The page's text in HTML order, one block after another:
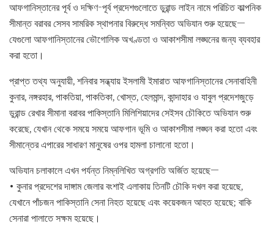
আফগানিস্তানের পূর্ব ও দক্ষিণ-পূর্ব প্রদেশগুলোতে ডুরান্ড লাইন নামে পরিচিত কাল্পনিক
সীমান্ত বরাবর সেসব সামরিক স্থাপনার বিরুদ্ধে সমন্বিত অভিযান শুরু হয়েছে—
যেগুলো আফগানিস্তানের ভৌগোলিক অখণ্ডতা ও আকাশসীমা লঙ্ঘনের জন্য ব্যবহার
করা হতো।
প্রাপ্ত তথ্য অনুযায়ী, শনিবার সন্ধ্যায় ইসলামী ইমারাত আফগানিস্তানের সেনাবাহিনী
কুনার, নঙ্গরহার, পাকতিয়া, পাকতিকা, খোস্ত, হেলমান্দ, কান্দাহার ও যাবুল প্রদেশজুড়ে
ডুরান্ড রেখার সীমানা বরাবর পাকিস্তানি মিলিশিয়াদের সেইসব চৌকিতে অভিযান শুরু
করেছে, যেখান থেকে সময়ে সময়ে আফগান ভূমি ও আকাশসীমা লঙ্ঘন করা হতো এবং
সীমান্তের এপারের সাধারণ মানুষের ওপর হামলা চালানো হতো।
অভিযান চলাকালে এখন পর্যন্ত নিম্নলিখিত অগ্রগতি অর্জিত হয়েছে—
• কুনার প্রদেশের দাঙ্গাম জেলার বংশাই এলাকায় তিনটি চৌকি দখল করা হয়েছে,
যেখানে পাঁচজন পাকিস্তানি সেনা নিহত হয়েছে এবং কয়েকজন আহত হয়েছে; বাকি
সেনারা পালাতে সক্ষম হয়েছে।